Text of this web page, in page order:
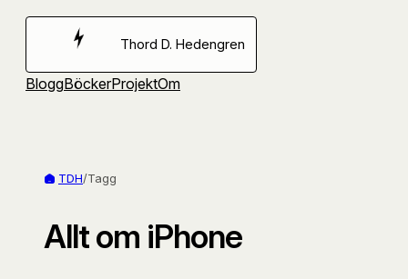
Hoppa
Thord D. Hedengren
BloggBöckerProjektOm
TDH/Tagg
Allt om iPhone